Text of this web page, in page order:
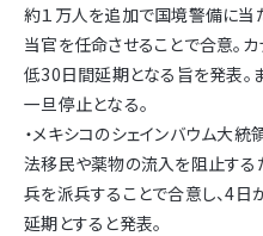
約１万人を追加で国境警備に当
当官を任命させることで合意。
低30日間延期となる旨を発表。
一旦停止となる。
・メキシコのシェインバウム大
法移民や薬物の流入を阻止する
兵を派兵することで合意し、4
延期とすると発表。